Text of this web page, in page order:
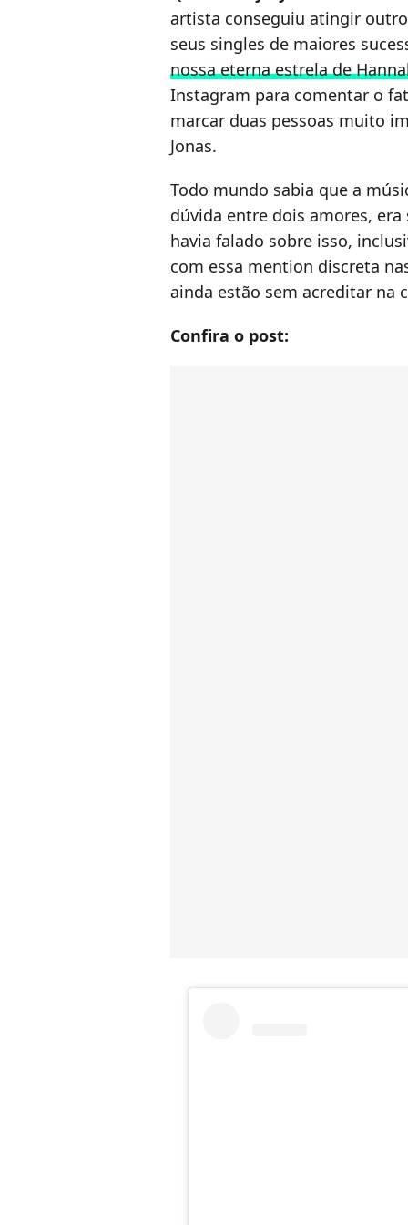
artista conseguiu atingir
seus singles de maiores
nossa eterna estrela de
Instagram para comentar o
marcar duas pessoas muito
Jonas.
Todo mundo sabia que a
dúvida entre dois amores,
havia falado sobre isso,
com essa mention discreta
ainda estão sem acreditar na
Confira o post: